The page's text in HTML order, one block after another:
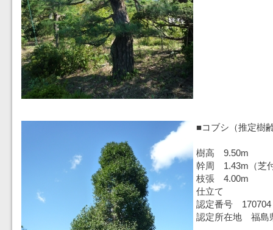
■コブシ（推定樹
樹高 9.50m
幹周 1.43m（芝
枝張 4.00m
仕立て
認定番号 170704
認定所在地 福島